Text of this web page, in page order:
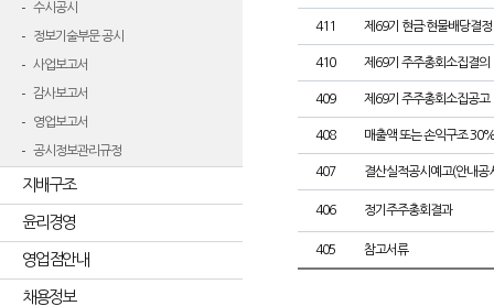
수시공시
정보기술부문 공시
사업보고서
감사보고서
영업보고서
공시정보관리규정
지배구조
윤리경영
영업점안내
채용정보
411 제69기 현금·현물배당결정
410 제69기 주주총회소집결의
409 제69기 주주총회소집공고
408 매출액 또는 손익구조
407 결산실적공시예고(안내공
406 정기주주총회결과
405 참고서류